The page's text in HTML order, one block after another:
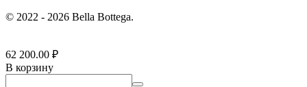
© 2022 - 2026 Bella Bottega.
62 200.00 ₽
В корзину